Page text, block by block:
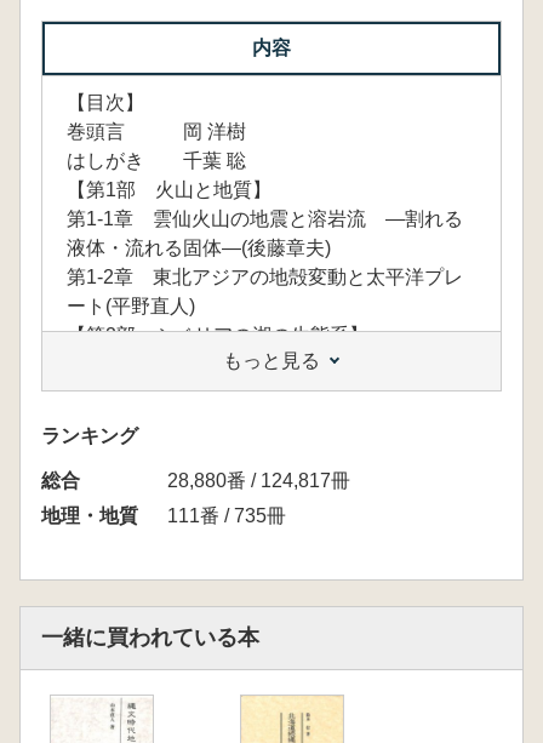
内容
【目次】
巻頭言 岡 洋樹
はしがき 千葉 聡
【第1部 火山と地質】
第1-1章 雲仙火山の地震と溶岩流 ―割れる
液体・流れる固体―(後藤章夫)
第1-2章 東北アジアの地殻変動と太平洋プレ
ート(平野直人)
【第2部 シベリアの湖の生態系】
第2-1章 西シベリアの湖沼生態系 ―塩分のあ
る浅い湖―(鹿野秀一)
第2-2章 湖沼における安定同位体比を用いた
食物網解析(土居秀幸)
第2-3章 チャニー湖に生息する魚たちの食う
― 食われる
【第3部 遺伝的多様性と進化】
第3-1章 ホソウミニナのDNAの中に大津波の
第3-2章 食うものと食われるものの攻防がも
もっと見る
ランキング
総合
28,880番 / 124,817冊
地理・地質
111番 / 735冊
一緒に買われている本